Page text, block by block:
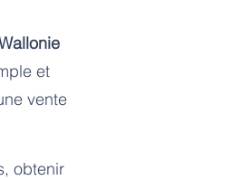
et
vente
obtenir